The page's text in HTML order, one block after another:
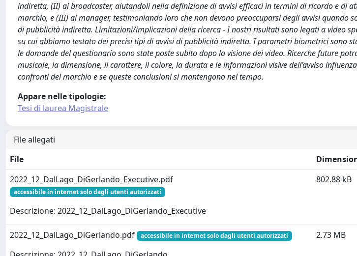
indiretta, (II) ai broadcaster, aiutandoli nella definizione di avvisi efficaci in termini di ricordo e di
marchio, e (III) ai manager, testimoniando loro che non devono preoccuparsi degli avvisi quando
di pubblicità indiretta. Limitazioni/implicazioni della ricerca - I nostri risultati sono legati a video
su cui abbiamo testato dei precisi tipi di avvisi di pubblicità indiretta. I parametri biometrici sono
le domande del questionario sono state poste subito dopo la visione dei video. Ricerche future
musicale, la dimensione, il carattere, il colore, la durata e le informazioni visive dell’avviso
confronti del marchio e se queste conclusioni si mantengono nel tempo.
Appare nelle tipologie:
Tesi di laurea Magistrale
File allegati
File
2022_12_DalLago_DiGerlando_Executive.pdf
accessibile in internet solo dagli utenti autorizzati
Descrizione: 2022_12_DalLago_DiGerlando_Executive
802.88 kB
2022_12_DalLago_DiGerlando.pdf accessibile in internet solo dagli utenti autorizzati 2.73 MB